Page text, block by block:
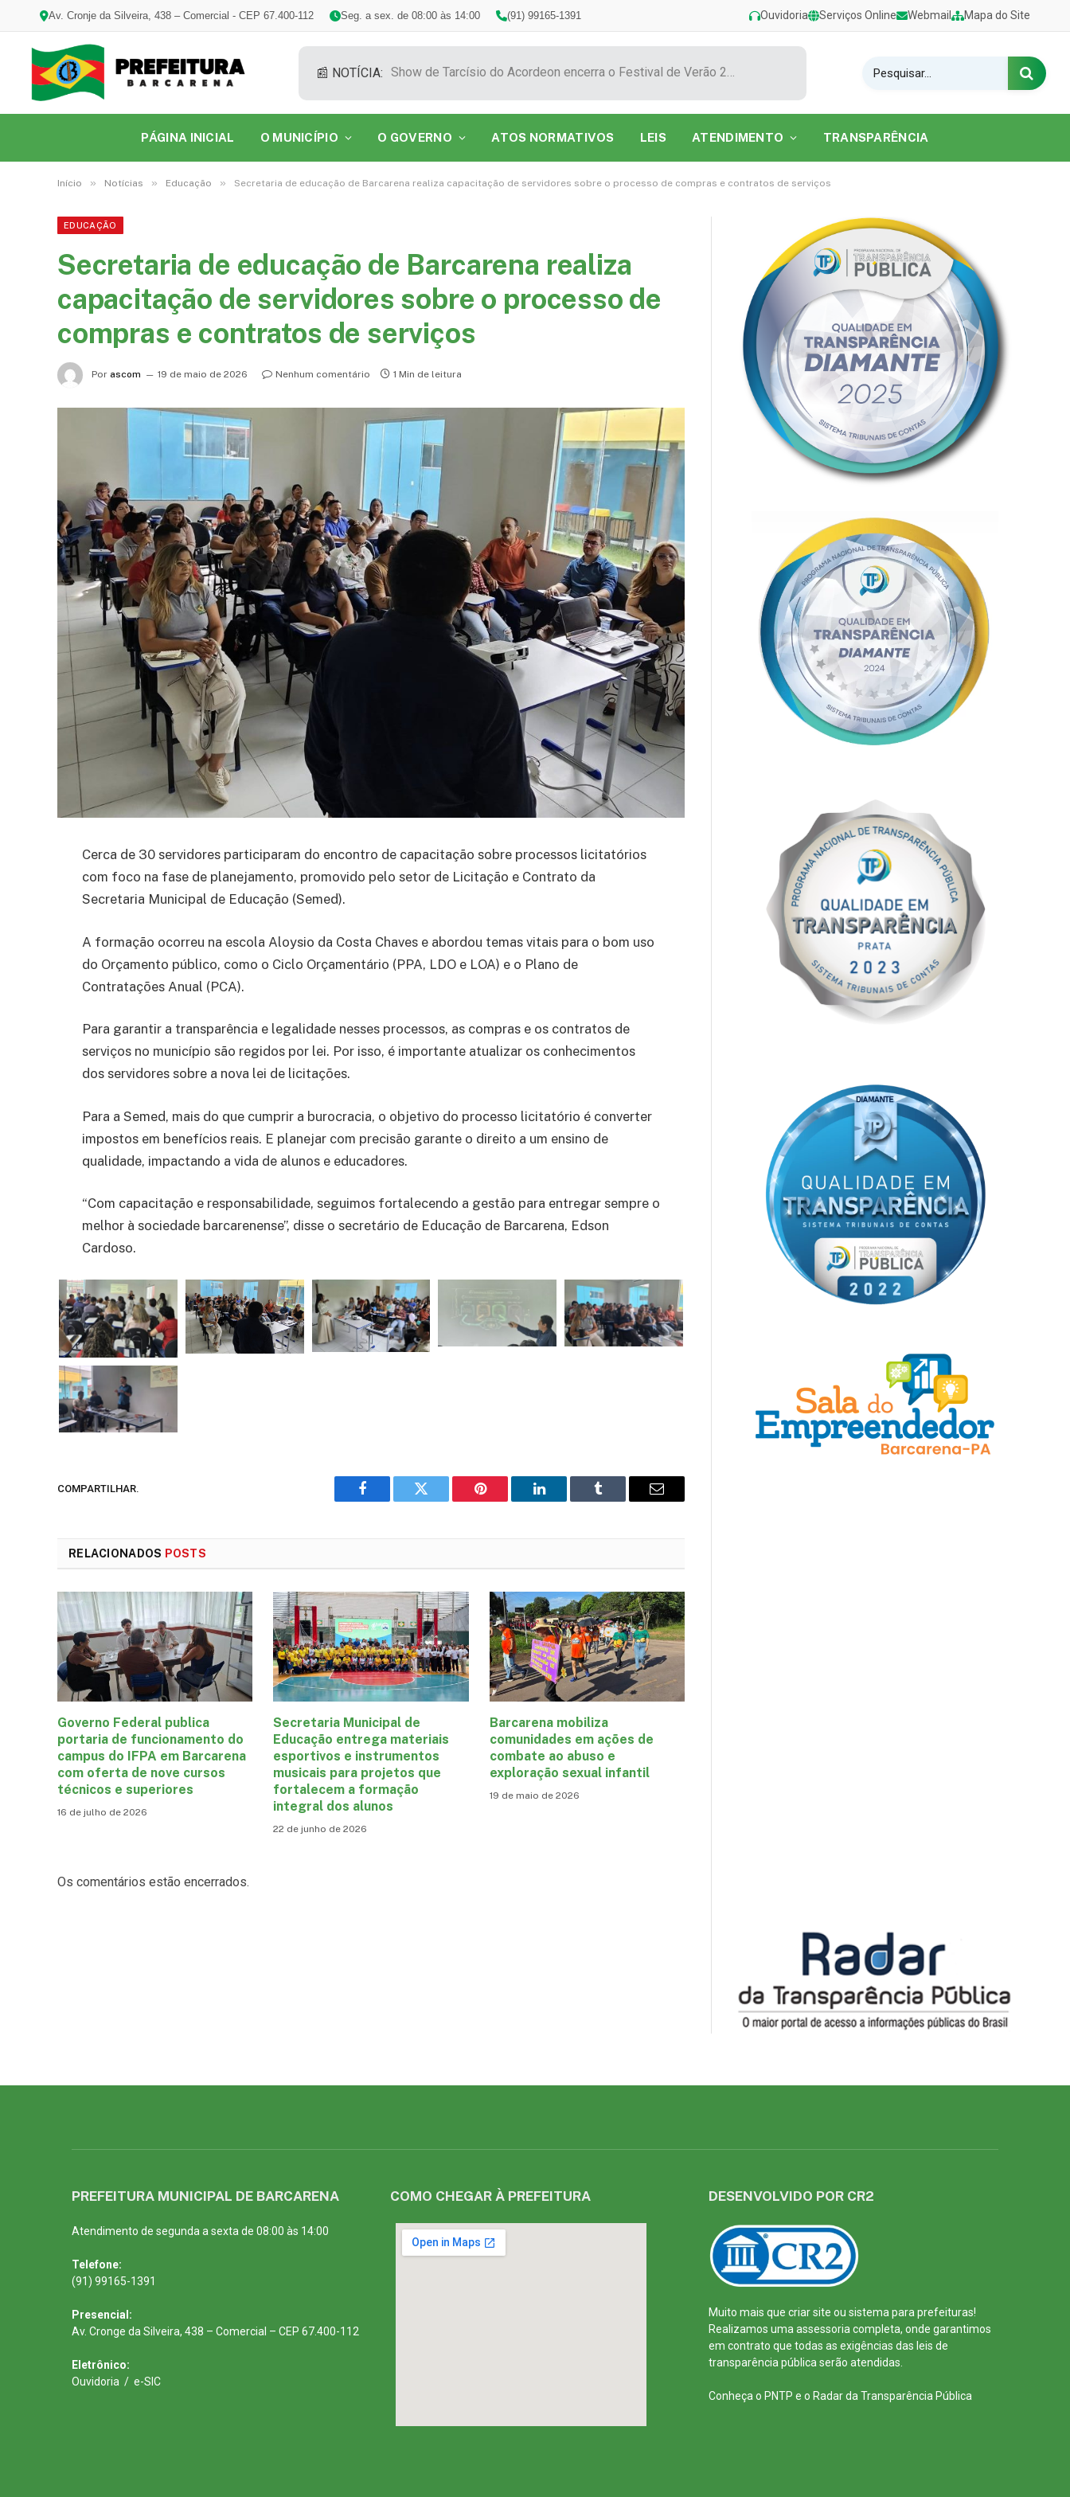
Av. Cronje da Silveira, 438 – Comercial - CEP 67.400-112 Seg. a sex. de 08:00 às 14:00 (91) 99165-1391 Ouvidoria Serviços Online Webmail Mapa do Site
📰 NOTÍCIA: Show de Tarcísio do Acordeon encerra o Festival de Verão 2026 na Praia do Caripi
PÁGINA INICIAL O MUNICÍPIO O GOVERNO ATOS NORMATIVOS LEIS ATENDIMENTO TRANSPARÊNCIA
Início » Notícias » Educação » Secretaria de educação de Barcarena realiza capacitação de servidores sobre o processo de compras e contratos de serviços
EDUCAÇÃO
Secretaria de educação de Barcarena realiza
capacitação de servidores sobre o processo de
compras e contratos de serviços
Por ascom 19 de maio de 2026 Nenhum comentário 1 Min de leitura
Cerca de 30 servidores participaram do encontro de capacitação sobre processos licitatórios
com foco na fase de planejamento, promovido pelo setor de Licitação e Contrato da
Secretaria Municipal de Educação (Semed).
A formação ocorreu na escola Aloysio da Costa Chaves e abordou temas vitais para o bom uso
do Orçamento público, como o Ciclo Orçamentário (PPA, LDO e LOA) e o Plano de
Contratações Anual (PCA).
Para garantir a transparência e legalidade nesses processos, as compras e os contratos de
serviços no município são regidos por lei. Por isso, é importante atualizar os conhecimentos
dos servidores sobre a nova lei de licitações.
Para a Semed, mais do que cumprir a burocracia, o objetivo do processo licitatório é converter
impostos em benefícios reais. E planejar com precisão garante o direito a um ensino de
qualidade, impactando a vida de alunos e educadores.
“Com capacitação e responsabilidade, seguimos fortalecendo a gestão para entregar sempre o
melhor à sociedade barcarenense”, disse o secretário de Educação de Barcarena, Edson
Cardoso.
COMPARTILHAR.
Facebook Twitter Pinterest LinkedIn Tumblr
E-
RELACIONADOS POSTS
Governo Federal publica
portaria de funcionamento do
campus do IFPA em Barcarena
com oferta de nove cursos
técnicos e superiores
16 de julho de 2026
Secretaria Municipal de
Educação entrega materiais
esportivos e instrumentos
musicais para projetos que
fortalecem a formação
integral dos alunos
22 de junho de 2026
Barcarena mobiliza
comunidades em ações de
combate ao abuso e
exploração sexual infantil
19 de maio de 2026
Os comentários estão encerrados.
PREFEITURA MUNICIPAL DE BARCARENA
Atendimento de segunda a sexta de 08:00 às 14:00
Telefone:
(91) 99165-1391
Presencial:
Av. Cronge da Silveira, 438 – Comercial – CEP 67.400-112
Eletrônico:
Ouvidoria / e-SIC
COMO CHEGAR À PREFEITURA DESENVOLVIDO POR CR2
Muito mais que criar site ou sistema para prefeituras!
Realizamos uma assessoria completa, onde garantimos
em contrato que todas as exigências das leis de
transparência pública serão atendidas.
Conheça o PNTP e o Radar da Transparência Pública